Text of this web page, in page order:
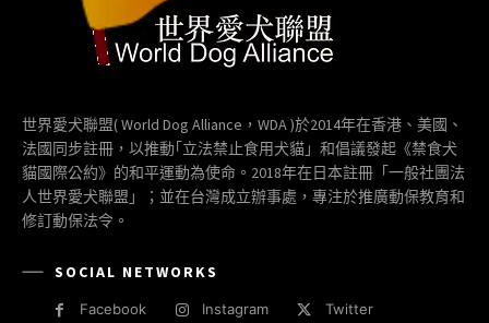
世界愛犬聯盟( World Dog Alliance，WDA )於2014年在香港、美國、
法國同步註冊，以推動｢立法禁止食用犬貓」和倡議發起《禁食犬
貓國際公約》的和平運動為使命。2018年在日本註冊「一般社團法
人世界愛犬聯盟」；並在台灣成立辦事處，專注於推廣動保教育和
修訂動保法令。
SOCIAL NETWORKS
Facebook Instagram Twitter